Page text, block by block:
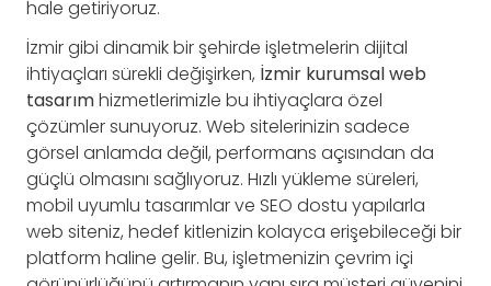
hale getiriyoruz.
İzmir gibi dinamik bir şehirde işletmelerin dijital
ihtiyaçları sürekli değişirken, İzmir kurumsal web
tasarımhizmetlerimizle bu ihtiyaçlara özel
çözümler sunuyoruz. Web sitelerinizin sadece
görsel anlamda değil, performans açısından da
güçlü olmasını sağlıyoruz. Hızlı yükleme süreleri,
mobil uyumlu tasarımlar ve SEO dostu yapılarla
web siteniz, hedef kitlenizin kolayca erişebileceği bir
platform haline gelir. Bu, işletmenizin çevrim içi